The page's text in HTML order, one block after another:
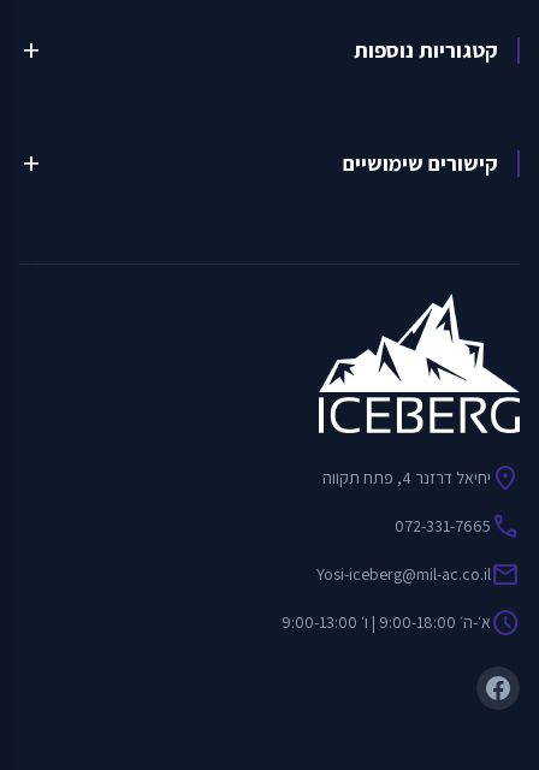
קטגוריות נוספות add
קישורים שימושיים add
location_on יחיאל דרזנר 4, פתח תקווה
call
072-331-7665
mail
Yosi-iceberg@mil-ac.co.il
scheduleא׳-ה׳ 9:00-18:00 | ו׳ 9:00-13:00